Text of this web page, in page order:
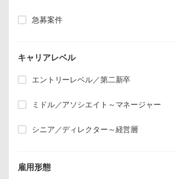
急募案件
キャリアレベル
エントリーレベル／第二新卒
ミドル／アソシエイト～マネージャー
シニア／ディレクター～経営層
雇用形態